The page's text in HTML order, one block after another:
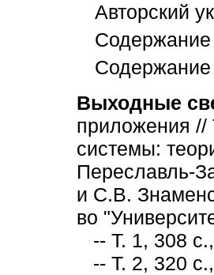
Авторский
Выходные
приложения
системы:
Переславль-
и С.В.
во
-- Т. 1, 308
-- Т. 2, 320